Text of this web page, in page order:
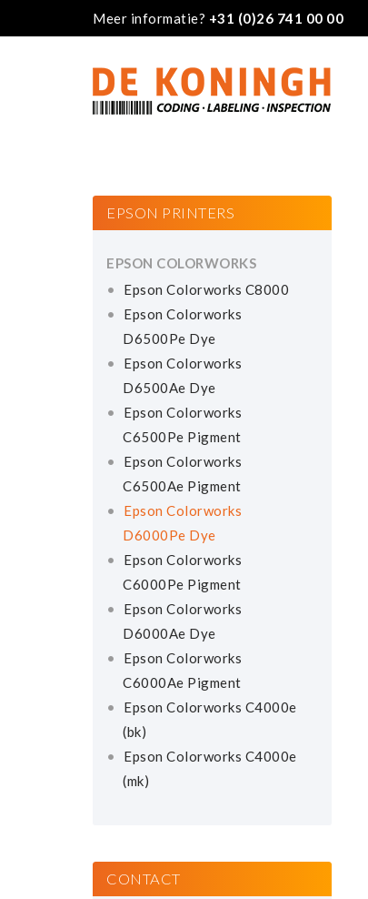
Meer informatie? +31 (0)26 741 00 00
EPSON PRINTERS
EPSON COLORWORKS
Epson Colorworks C8000
Epson Colorworks
D6500Pe Dye
Epson Colorworks
D6500Ae Dye
Epson Colorworks
C6500Pe Pigment
Epson Colorworks
C6500Ae Pigment
Epson Colorworks
D6000Pe Dye
Epson Colorworks
C6000Pe Pigment
Epson Colorworks
D6000Ae Dye
Epson Colorworks
C6000Ae Pigment
Epson Colorworks C4000e
(bk)
Epson Colorworks C4000e
(mk)
CONTACT